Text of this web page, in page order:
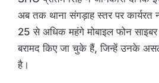
अब तक थाना संगड़ाह स्तर पर कार्यरत
25 से अधिक महंगे मोबाइल फोन
बरामद किए जा चुके हैं, जिन्हें उनके
है।